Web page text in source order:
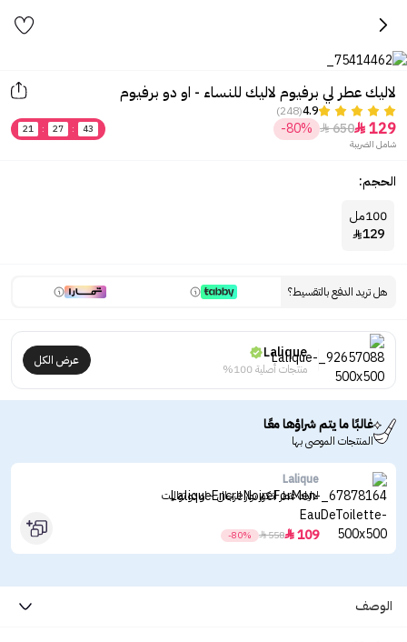
لاليك عطر لي برفيوم لاليك للنساء - او دو برفيوم
4.9
(248)
129

650

-80%
21 : 27 :
43
شامل الضريبة
الحجم:
100مل
129

هل تريد الدفع بالتقسيط؟
Lalique
منتجات أصلية 100%
عرض الكل
غالبًا ما يتم شراؤها معًا
المنتجات الموصى بها
Lalique
لاليك عطر انكور نوار للرجال - او دو تواليت
109

558

-80%
الوصف